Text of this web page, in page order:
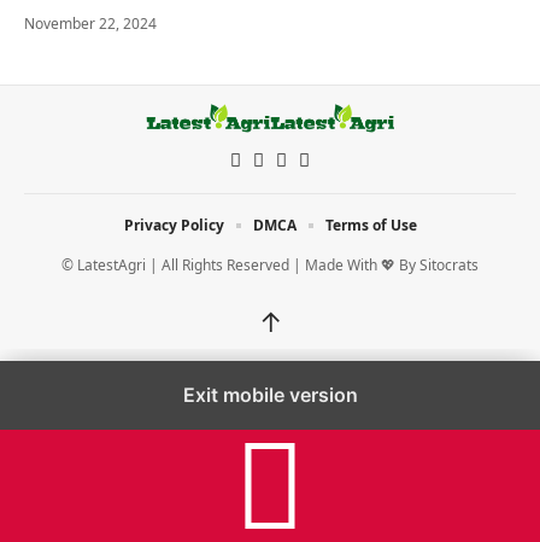
November 22, 2024
© LatestAgri | All Rights Reserved | Made With 💖 BySitocrats
Privacy Policy DMCA Terms of Use
↑
Exit mobile version